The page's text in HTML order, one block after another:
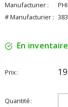
Manufacturier :
# Manufacturier :
En inventaire
Prix
Quantité